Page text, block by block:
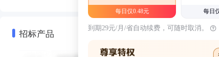
招标产品
每日仅0.48元 每日
到期29元/月/省自动续费，可随时取消。